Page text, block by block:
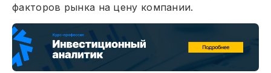
факторов рынка на цену компании.